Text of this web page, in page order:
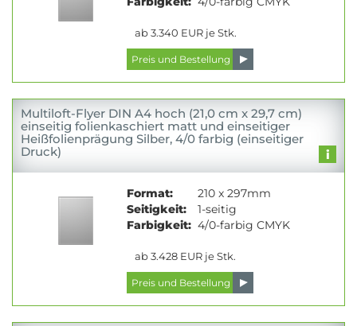
ab 3.340 EUR je Stk.
Multiloft-Flyer DIN A4 hoch (21,0 cm x 29,7 cm)
einseitig folienkaschiert matt und einseitiger
Heißfolienprägung Silber, 4/0 farbig (einseitiger
Druck)
Format:
210 x 297mm
Seitigkeit:
1-seitig
Farbigkeit: 4/0-farbig CMYK
ab 3.428 EUR je Stk.